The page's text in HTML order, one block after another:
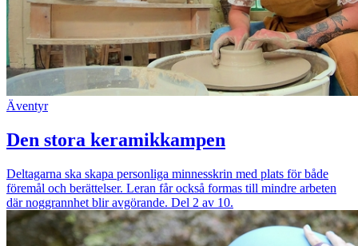
Äventyr
Den stora keramikkampen
Deltagarna ska skapa personliga minnesskrin med plats för både
föremål och berättelser. Leran får också formas till mindre arbeten
där noggrannhet blir avgörande. Del 2 av 10.